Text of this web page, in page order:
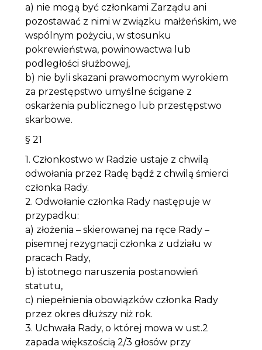
a) nie mogą być członkami Zarządu ani
pozostawać z nimi w związku małżeńskim, we
wspólnym pożyciu, w stosunku
pokrewieństwa, powinowactwa lub
podległości służbowej,
b) nie byli skazani prawomocnym wyrokiem
za przestępstwo umyślne ścigane z
oskarżenia publicznego lub przestępstwo
skarbowe.
§ 21
1. Członkostwo w Radzie ustaje z chwilą
odwołania przez Radę bądź z chwilą śmierci
członka Rady.
2. Odwołanie członka Rady następuje w
przypadku:
a) złożenia – skierowanej na ręce Rady –
pisemnej rezygnacji członka z udziału w
pracach Rady,
b) istotnego naruszenia postanowień
statutu,
c) niepełnienia obowiązków członka Rady
przez okres dłuższy niż rok.
3. Uchwała Rady, o której mowa w ust.2
zapada większością 2/3 głosów przy